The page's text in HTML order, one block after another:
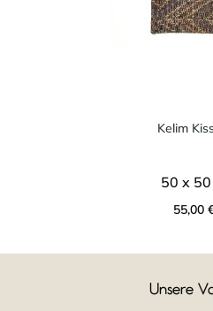
Kelim
50 x 50
55,00
Unsere